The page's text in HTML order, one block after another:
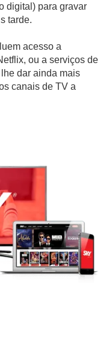
digital) para gravar
tarde.
acesso a
ou a serviços de
dar ainda mais
canais de TV a